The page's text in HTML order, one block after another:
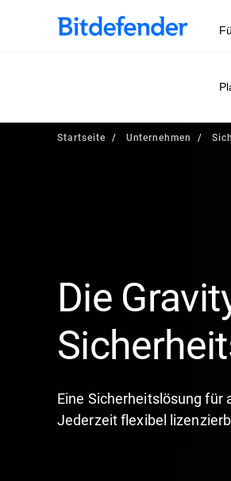
Datensouveränität in der
Startseite Unternehmen
Die
Eine Sicherheitslösung für
Jederzeit flexibel